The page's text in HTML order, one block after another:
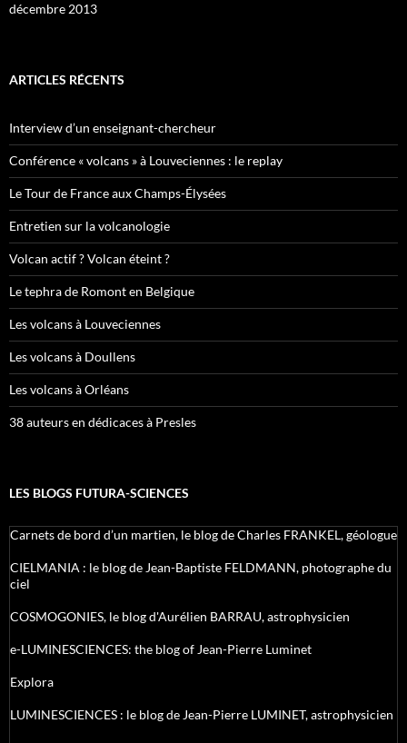
décembre 2013
ARTICLES RÉCENTS
Interview d’un enseignant-chercheur
Conférence « volcans » à Louveciennes : le replay
Le Tour de France aux Champs-Élysées
Entretien sur la volcanologie
Volcan actif ? Volcan éteint ?
Le tephra de Romont en Belgique
Les volcans à Louveciennes
Les volcans à Doullens
Les volcans à Orléans
38 auteurs en dédicaces à Presles
LES BLOGS FUTURA-SCIENCES
Carnets de bord d’un martien, le blog de Charles FRANKEL, géologue
CIELMANIA : le blog de Jean-Baptiste FELDMANN, photographe du
ciel
COSMOGONIES, le blog d'Aurélien BARRAU, astrophysicien
e-LUMINESCIENCES: the blog of Jean-Pierre Luminet
Explora
LUMINESCIENCES : le blog de Jean-Pierre LUMINET, astrophysicien